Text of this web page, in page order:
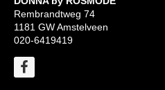
Rembrandtweg 74
1181 GW Amstelveen
020-6419419